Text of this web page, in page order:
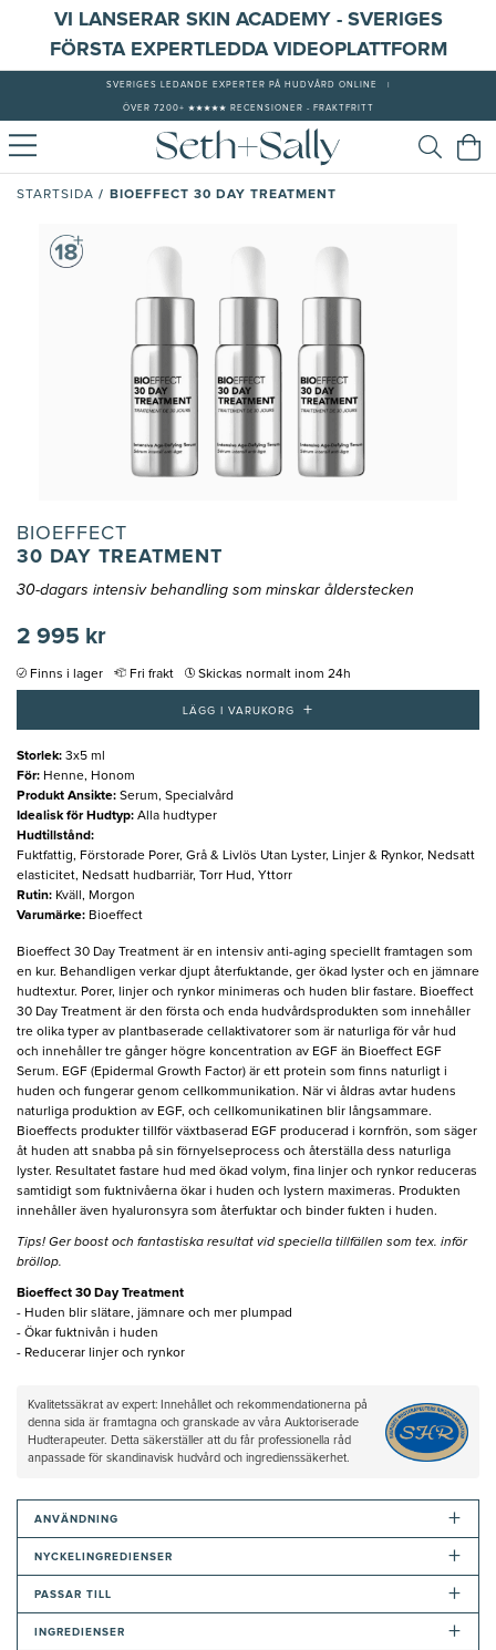
VI LANSERAR SKIN ACADEMY - SVERIGES
FÖRSTA EXPERTLEDDA VIDEOPLATTFORM
SVERIGES LEDANDE EXPERTER PÅ HUDVÅRD ONLINE
ÖVER 7200+ ★★★★★ RECENSIONER - FRAKTFRITT
STARTSIDA / BIOEFFECT 30 DAY TREATMENT
BIOEFFECT
30 DAY TREATMENT
30-dagars intensiv behandling som minskar ålderstecken
2 995 kr
Finns i lager Fri frakt Skickas normalt inom 24h
LÄGG I VARUKORG +
Storlek: 3x5 ml
För: Henne, Honom
Produkt Ansikte: Serum, Specialvård
Idealisk för Hudtyp: Alla hudtyper
Hudtillstånd:
Fuktfattig, Förstorade Porer, Grå & Livlös Utan Lyster, Linjer & Rynkor, Nedsatt
elasticitet, Nedsatt hudbarriär, Torr Hud, Yttorr
Rutin: Kväll, Morgon
Varumärke: Bioeffect
Bioeffect 30 Day Treatment är en intensiv anti-aging speciellt framtagen som
en kur. Behandligen verkar djupt återfuktande, ger ökad lyster och en jämnare
hudtextur. Porer, linjer och rynkor minimeras och huden blir fastare. Bioeffect
30 Day Treatment är den första och enda hudvårdsprodukten som innehåller
tre olika typer av plantbaserade cellaktivatorer som är naturliga för vår hud
och innehåller tre gånger högre koncentration av EGF än Bioeffect EGF
Serum. EGF (Epidermal Growth Factor) är ett protein som finns naturligt i
huden och fungerar genom cellkommunikation. När vi åldras avtar hudens
naturliga produktion av EGF, och cellkomunikatinen blir långsammare.
Bioeffects produkter tillför växtbaserad EGF producerad i kornfrön, som säger
åt huden att snabba på sin förnyelseprocess och återställa dess naturliga
lyster. Resultatet fastare hud med ökad volym, fina linjer och rynkor reduceras
samtidigt som fuktnivåerna ökar i huden och lystern maximeras. Produkten
innehåller även hyaluronsyra som återfuktar och binder fukten i huden.
Tips! Ger boost och fantastiska resultat vid speciella tillfällen som tex. inför
bröllop.
Bioeffect 30 Day Treatment
- Huden blir slätare, jämnare och mer plumpad
- Ökar fuktnivån i huden
- Reducerar linjer och rynkor
Kvalitetssäkrat av expert: Innehållet och rekommendationerna på
denna sida är framtagna och granskade av våra Auktoriserade
Hudterapeuter. Detta säkerställer att du får professionella råd
anpassade för skandinavisk hudvård och ingredienssäkerhet.
ANVÄNDNING +
NYCKELINGREDIENSER +
PASSAR TILL +
INGREDIENSER +